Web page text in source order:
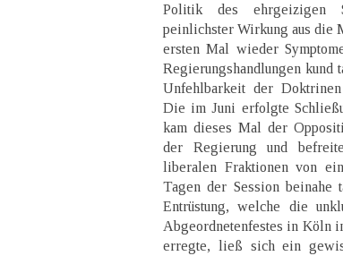
Politik des ehrgeizigen
peinlichster Wirkung aus die
ersten Mal wieder
Regierungshandlungen kund
Unfehlbarkeit der
Die im Juni erfolgte
kam dieses Mal der
der Regierung und
liberalen Fraktionen von
Tagen der Session beinahe
Entrüstung, welche die
Abgeordnetenfestes in Köln
erregte, ließ sich ein